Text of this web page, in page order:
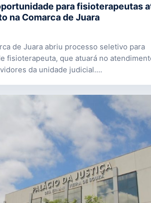
para fisioterapeutas
na Comarca de Juara
de Juara abriu processo seletivo para
fisioterapeuta, que atuará no
da unidade judicial….